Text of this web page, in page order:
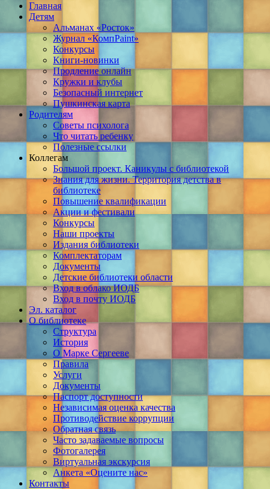
Главная
Детям
Альманах «Росток»
Журнал «КомпPaint»
Конкурсы
Книги-новинки
Продление онлайн
Кружки и клубы
Безопасный интернет
Пушкинская карта
Родителям
Советы психолога
Что читать ребенку
Полезные ссылки
Коллегам
Большой проект. Каникулы с библиотекой
Знания для жизни. Территория детства в
библиотеке
Повышение квалификации
Акции и фестивали
Конкурсы
Наши проекты
Издания библиотеки
Комплектаторам
Документы
Детские библиотеки области
Вход в облако ИОДБ
Вход в почту ИОДБ
Эл. каталог
О библиотеке
Структура
История
О Марке Сергееве
Правила
Услуги
Документы
Паспорт доступности
Независимая оценка качества
Противодействие коррупции
Обратная связь
Часто задаваемые вопросы
Фотогалерея
Виртуальная экскурсия
Анкета «Оцените нас»
Контакты